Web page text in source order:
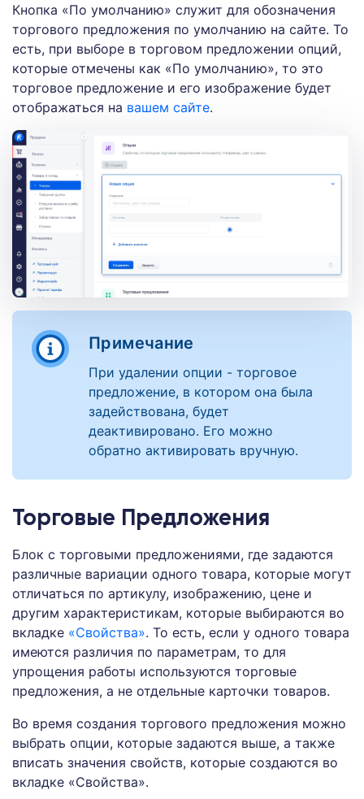
Кнопка «По умолчанию» служит для обозначения
торгового предложения по умолчанию на сайте. То
есть, при выборе в торговом предложении опций,
которые отмечены как «По умолчанию», то это
торговое предложение и его изображение будет
отображаться на вашем сайте.
Примечание
При удалении опции - торговое
предложение, в котором она была
задействована, будет
деактивировано. Его можно
обратно активировать вручную.
Торговые Предложения
Блок с торговыми предложениями, где задаются
различные вариации одного товара, которые могут
отличаться по артикулу, изображению, цене и
другим характеристикам, которые выбираются во
вкладке «Свойства». То есть, если у одного товара
имеются различия по параметрам, то для
упрощения работы используются торговые
предложения, а не отдельные карточки товаров.
Во время создания торгового предложения можно
выбрать опции, которые задаются выше, а также
вписать значения свойств, которые создаются во
вкладке «Свойства».